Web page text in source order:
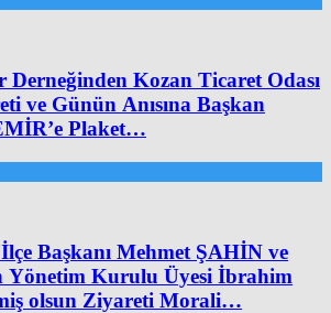
Derneğinden Kozan Ticaret Odası
ve Günün Anısına Başkan
Plaket…
Başkanı Mehmet ŞAHİN ve
Yönetim Kurulu Üyesi İbrahim
olsun Ziyareti Morali…